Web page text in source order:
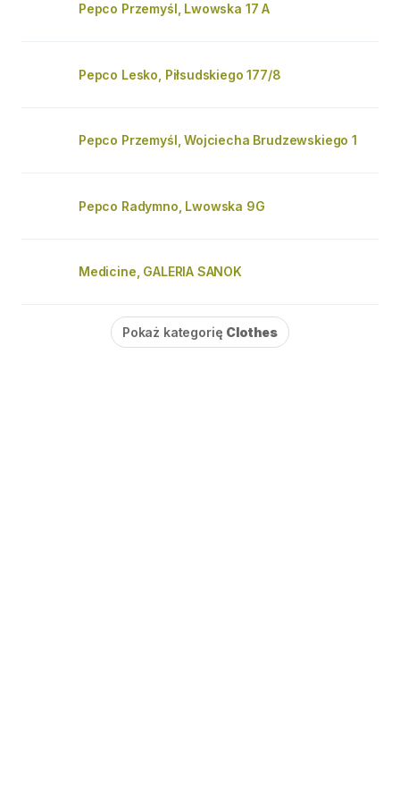
Pepco Przemyśl, Lwowska 17 A
Pepco Lesko, Piłsudskiego 177/8
Pepco Przemyśl, Wojciecha Brudzewskiego 1
Pepco Radymno, Lwowska 9G
Medicine, GALERIA SANOK
Pokaż kategorię Clothes